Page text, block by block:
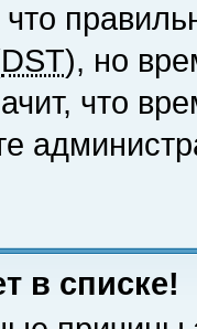
DST), но
что
в списке!